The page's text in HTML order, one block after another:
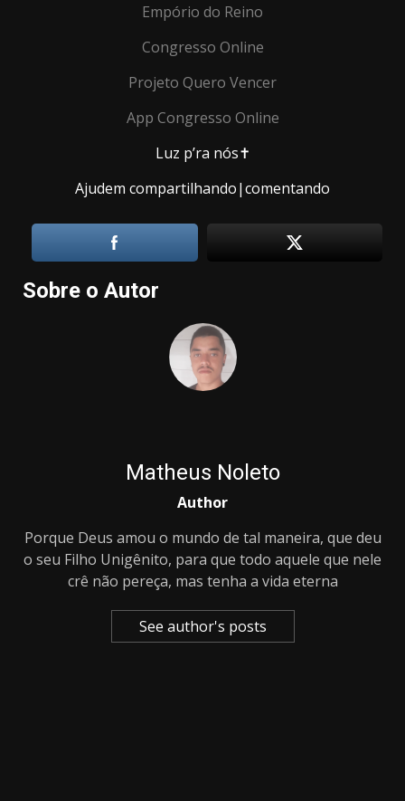
Empório do Reino
Congresso Online
Projeto Quero Vencer
App Congresso Online
Luz p’ra nós✝️
Ajudem compartilhando|comentando
Sobre o Autor
Matheus Noleto
Author
Porque Deus amou o mundo de tal maneira, que deu
o seu Filho Unigênito, para que todo aquele que nele
crê não pereça, mas tenha a vida eterna
See author's posts